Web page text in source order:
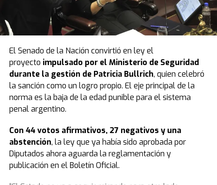
El Senado de la Nación convirtió en ley el
proyecto impulsado por el Ministerio de Seguridad
durante la gestión de Patricia Bullrich, quien celebró
la sanción como un logro propio. El eje principal de la
norma es la baja de la edad punible para el sistema
penal argentino.
Con 44 votos afirmativos, 27 negativos y una
abstención, la ley que ya había sido aprobada por
Diputados ahora aguarda la reglamentación y
publicación en el Boletín Oficial.